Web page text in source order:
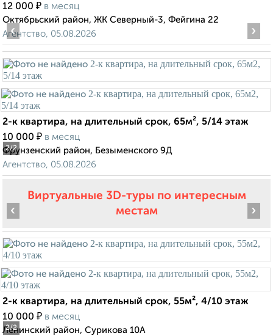
12 000 ₽ в месяц
Октябрьский район, ЖК Северный-3, Фейгина 22
Агентство, 05.08.2026
2/2
‹ ›
2-к квартира, на длительный срок, 65м², 5/14 этаж
10 000 ₽ в месяц
Фрунзенский район, Безыменского 9Д
Агентство, 05.08.2026
Виртуальные 3D-туры по интересным
местам
2/2
‹ ›
2-к квартира, на длительный срок, 55м², 4/10 этаж
10 000 ₽ в месяц
Ленинский район, Сурикова 10А